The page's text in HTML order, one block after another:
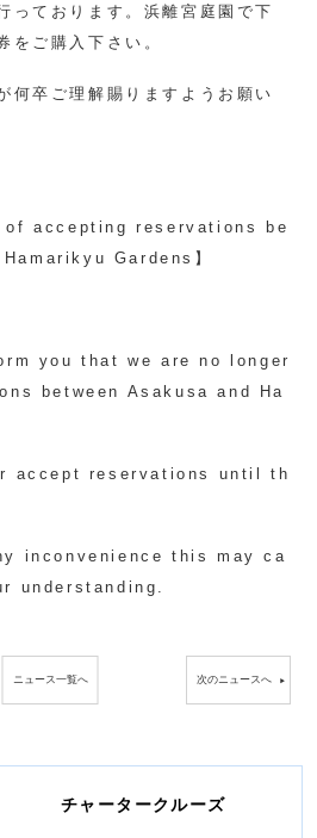
っております。浜離宮庭園で下
をご購入下さい。
何卒ご理解賜りますようお願い
of accepting reservations be
Gardens】
you that we are no longer
between Asakusa and Ha
accept reservations until th
inconvenience this may ca
understanding.
ニュース一覧へ 次のニュースへ
チャータークルーズ